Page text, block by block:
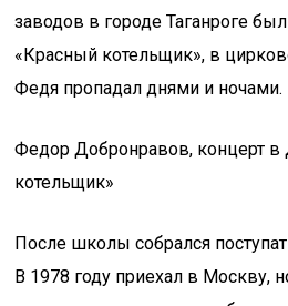
заводов в городе Таганроге
«Красный котельщик», в
Федя пропадал днями и ночами.
Федор Добронравов, концерт
котельщик»
После школы собрался
В 1978 году приехал в Москву,